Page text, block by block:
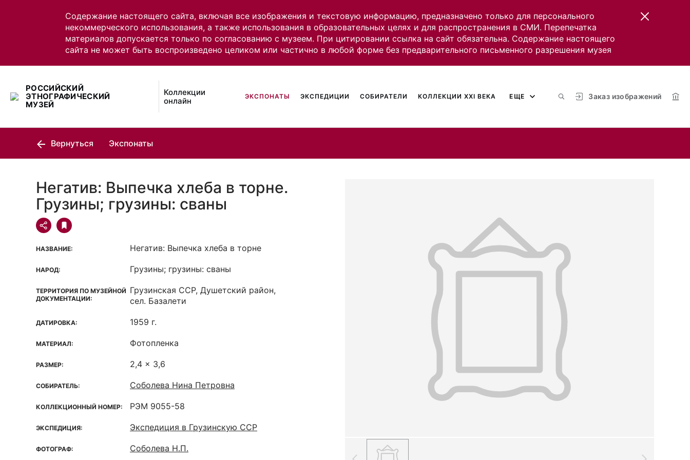
Содержание настоящего сайта, включая все изображения и текстовую информацию, предназначено только для персонального
некоммерческого использования, а также использования в образовательных целях и для распространения в СМИ. Перепечатка
материалов допускается только по согласованию с музеем. При цитировании ссылка на сайт обязательна. Содержание настоящего
сайта не может быть воспроизведено целиком или частично в любой форме без предварительного письменного разрешения музея
РОССИЙСКИЙ
ЭТНОГРАФИЧЕСКИЙ
МУЗЕЙ
Коллекции
онлайн
Заказ изображений
ЭКСПОНАТЫ ЭКСПЕДИЦИИ СОБИРАТЕЛИ КОЛЛЕКЦИИ XXI ВЕКА ЕЩЕ
Вернуться Экспонаты
Негатив: Выпечка хлеба в торне.
Грузины; грузины: сваны
НАЗВАНИЕ: Негатив: Выпечка хлеба в торне
НАРОД: Грузины; грузины: сваны
ТЕРРИТОРИЯ ПО МУЗЕЙНОЙ
ДОКУМЕНТАЦИИ:
Грузинская ССР, Душетский район,
сел. Базалети
ДАТИРОВКА: 1959 г.
МАТЕРИАЛ: Фотопленка
РАЗМЕР: 2,4 x 3,6
СОБИРАТЕЛЬ: Соболева Нина Петровна
КОЛЛЕКЦИОННЫЙ НОМЕР: РЭМ 9055-58
ЭКСПЕДИЦИЯ: Экспедиция в Грузинскую ССР
ФОТОГРАФ: Соболева Н.П.